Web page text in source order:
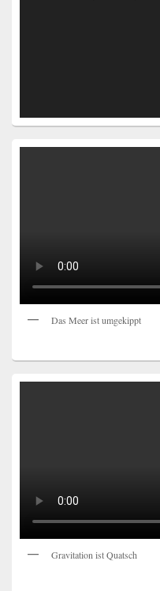
Das Meer ist umgekippt
Gravitation ist Quatsch